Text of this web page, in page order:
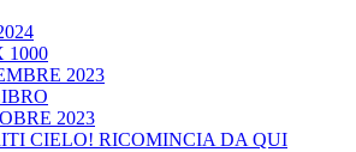
1000
2023
2023
CIELO! RICOMINCIA DA QUI